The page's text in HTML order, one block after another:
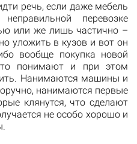
речь, если даже мебель
перевозке
или же лишь частично –
уложить в кузов и вот он
вообще покупка новой
понимают и при этом
Нанимаются машины и
нанимаются первые
клянутся, что сделают
не особо хорошо и